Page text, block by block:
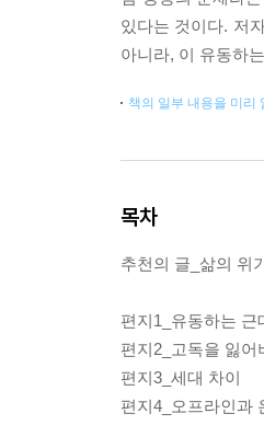
있다는 것이다. 저
아니라, 이 유동하
책의 일부 내용을 미리
목차
추천의 글_삶의 위
편지1_유동하는 근
편지2_고독을 잃어
편지3_세대 차이
편지4_오프라인과